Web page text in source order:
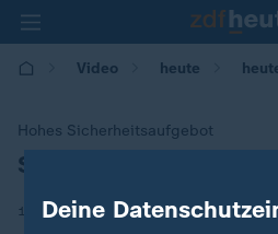
Video heute
Hohes Sicherheitsaufgebot
:
Stichwahl in Mali
12.08.2018 | 11:56
Deine